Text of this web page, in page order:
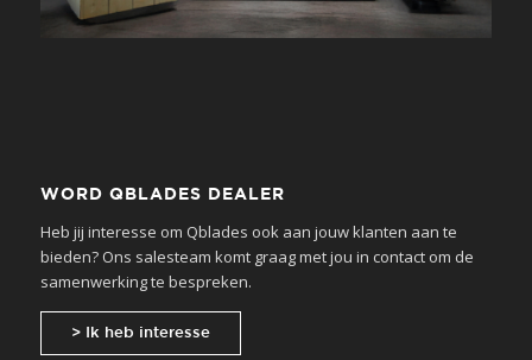
WORD QBLADES DEALER
Heb jij interesse om Qblades ook aan jouw klanten aan te
bieden? Ons salesteam komt graag met jou in contact om de
samenwerking te bespreken.
> Ik heb interesse